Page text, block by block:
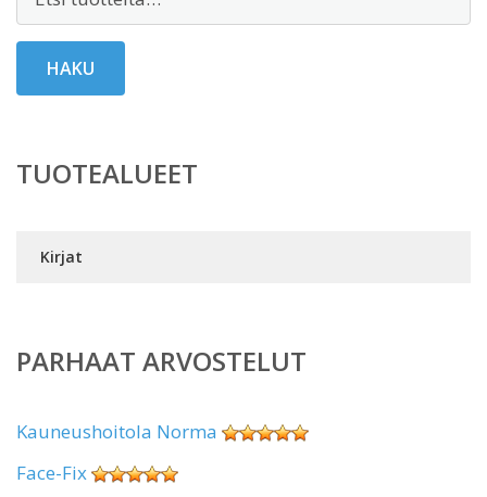
HAKU
TUOTEALUEET
Kirjat
PARHAAT ARVOSTELUT
Kauneushoitola Norma
Face-Fix